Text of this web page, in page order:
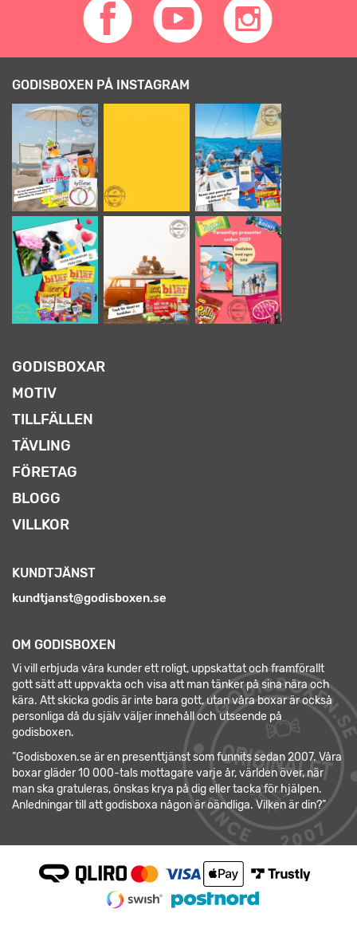
GODISBOXEN PÅ INSTAGRAM
GODISBOXAR
MOTIV
TILLFÄLLEN
TÄVLING
FÖRETAG
BLOGG
VILLKOR
KUNDTJÄNST
kundtjanst@godisboxen.se
OM GODISBOXEN
Vi vill erbjuda våra kunder ett roligt, uppskattat och framförallt
gott sätt att uppvakta och visa att man tänker på sina nära och
kära. Att skicka godis är inte bara gott, utan våra boxar är också
personliga då du själv väljer innehåll och utseende på
godisboxen.
”Godisboxen.se är en presenttjänst som funnits sedan 2007. Våra
boxar gläder 10 000-tals mottagare varje år, världen över, när
man ska gratuleras, önskas krya på dig eller tacka för hjälpen.
Anledningar till att godisboxa någon är oändliga. Vilken är din?”